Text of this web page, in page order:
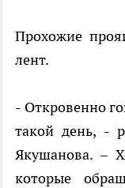
Прохожие
лент.
- Откровенно
такой день, -
Якушанова. –
которые